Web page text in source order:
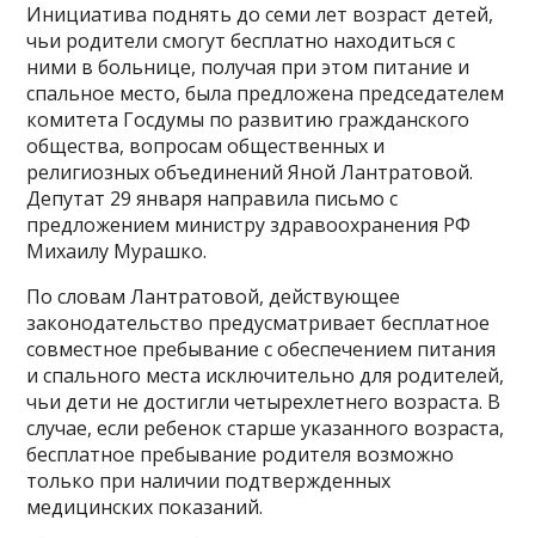
Инициатива поднять до семи лет возраст детей,
чьи родители смогут бесплатно находиться с
ними в больнице, получая при этом питание и
спальное место, была предложена председателем
комитета Госдумы по развитию гражданского
общества, вопросам общественных и
религиозных объединений Яной Лантратовой.
Депутат 29 января направила письмо с
предложением министру здравоохранения РФ
Михаилу Мурашко.
По словам Лантратовой, действующее
законодательство предусматривает бесплатное
совместное пребывание с обеспечением питания
и спального места исключительно для родителей,
чьи дети не достигли четырехлетнего возраста. В
случае, если ребенок старше указанного возраста,
бесплатное пребывание родителя возможно
только при наличии подтвержденных
медицинских показаний.